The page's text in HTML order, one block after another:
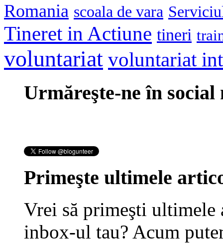
Romania scoala de vara
Tineret in Actiune tineri
voluntariat voluntariat
Urmăreşte-ne în social
Primeşte ultimele
Vrei să primeşti
inbox-ul tau? Acum